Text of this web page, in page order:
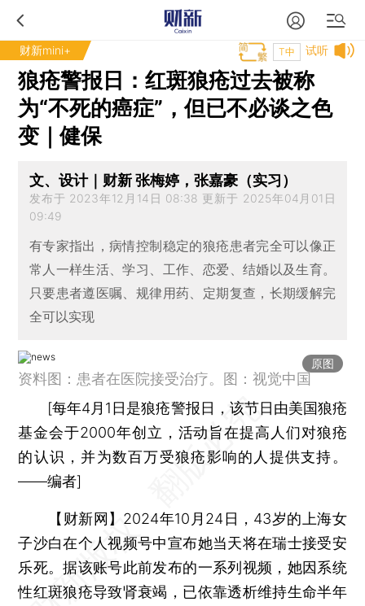
财新mini+ 试听
T中
狼疮警报日：红斑狼疮过去被称
为“不死的癌症”，但已不必谈之色
变｜健保
文、设计｜财新 张梅婷，张嘉豪（实习）
发布于 2023年12月14日 08:38 更新于 2025年04月01日
09:49
有专家指出，病情控制稳定的狼疮患者完全可以像正
常人一样生活、学习、工作、恋爱、结婚以及生育。
只要患者遵医嘱、规律用药、定期复查，长期缓解完
全可以实现
原图
资料图：患者在医院接受治疗。图：视觉中国
[每年4月1日是狼疮警报日，该节日由美国狼疮
基金会于2000年创立，活动旨在提高人们对狼疮
的认识，并为数百万受狼疮影响的人提供支持。
——编者]
【财新网】 2024年10月24日，43岁的上海女
子沙白在个人视频号中宣布她当天将在瑞士接受安
乐死。据该账号此前发布的一系列视频，她因系统
性红斑狼疮导致肾衰竭，已依靠透析维持生命半年